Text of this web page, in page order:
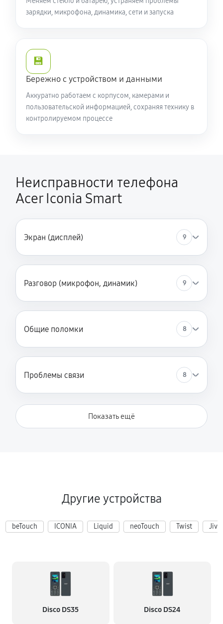
зарядки, микрофона, динамика, сети и запуска
💾
Бережно с устройством и данными
Аккуратно работаем с корпусом, камерами и
пользовательской информацией, сохраняя технику в
контролируемом процессе
Неисправности телефона
Acer Iconia Smart
Экран (дисплей) 9
Разговор (микрофон, динамик) 9
Общие поломки 8
Проблемы связи 8
Показать ещё
Другие устройства
beTouch ICONIA Liquid neoTouch Twist Jive
Disco DS35 Disco DS24